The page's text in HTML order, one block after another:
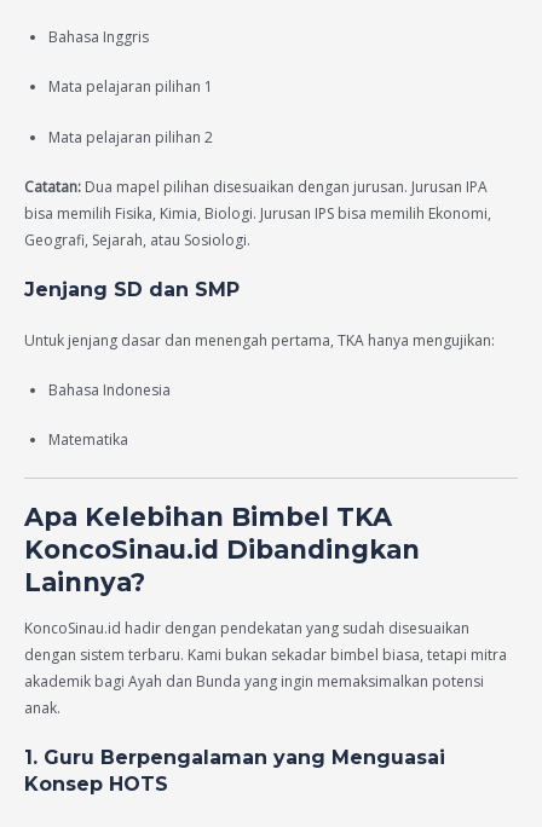
Bahasa Inggris
Mata pelajaran pilihan 1
Mata pelajaran pilihan 2
Catatan: Dua mapel pilihan disesuaikan dengan jurusan. Jurusan IPA
bisa memilih Fisika, Kimia, Biologi. Jurusan IPS bisa memilih Ekonomi,
Geografi, Sejarah, atau Sosiologi.
Jenjang SD dan SMP
Untuk jenjang dasar dan menengah pertama, TKA hanya mengujikan:
Bahasa Indonesia
Matematika
Apa Kelebihan Bimbel TKA
KoncoSinau.id Dibandingkan
Lainnya?
KoncoSinau.id hadir dengan pendekatan yang sudah disesuaikan
dengan sistem terbaru. Kami bukan sekadar bimbel biasa, tetapi mitra
akademik bagi Ayah dan Bunda yang ingin memaksimalkan potensi
anak.
1. Guru Berpengalaman yang Menguasai
Konsep HOTS